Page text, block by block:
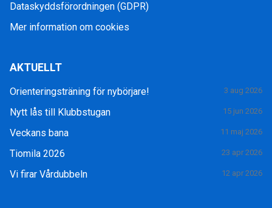
Dataskyddsförordningen (GDPR)
Mer information om cookies
AKTUELLT
Orienteringsträning för nybörjare! 3 aug 2026
Nytt lås till Klubbstugan 15 jun 2026
Veckans bana 11 maj 2026
Tiomila 2026 23 apr 2026
Vi firar Vårdubbeln 12 apr 2026